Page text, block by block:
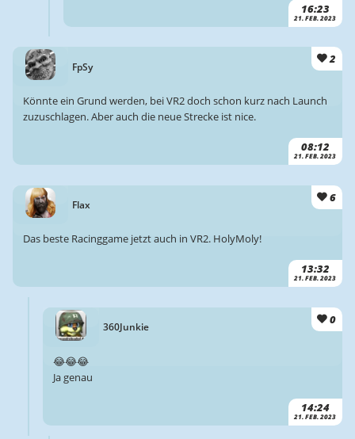
16:23
21. FEB. 2023
FpSy
2
08:12
21. FEB. 2023
Könnte ein Grund werden, bei VR2 doch schon kurz nach Launch
zuzuschlagen. Aber auch die neue Strecke ist nice.
Flax
6
13:32
21. FEB. 2023
Das beste Racinggame jetzt auch in VR2. HolyMoly!
360Junkie
0
14:24
21. FEB. 2023
😂😂😂
Ja genau